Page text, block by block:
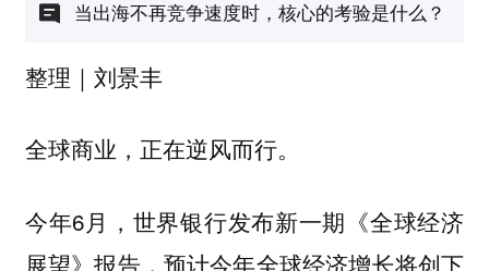
当出海不再竞争速度时，核心的考验是什么？
整理｜刘景丰
全球商业，正在逆风而行。
今年6月，世界银行发布新一期《全球经济
展望》报告，预计今年全球经济增长将创下